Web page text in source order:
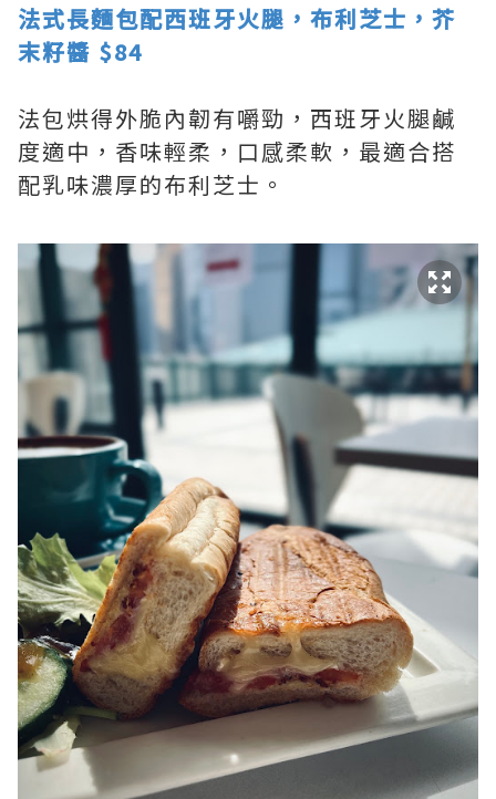
法式長麵包配西班牙火腿，布利芝士，芥
末籽醬 $84
法包烘得外脆內韌有嚼勁，西班牙火腿鹹
度適中，香味輕柔，口感柔軟，最適合搭
配乳味濃厚的布利芝士。